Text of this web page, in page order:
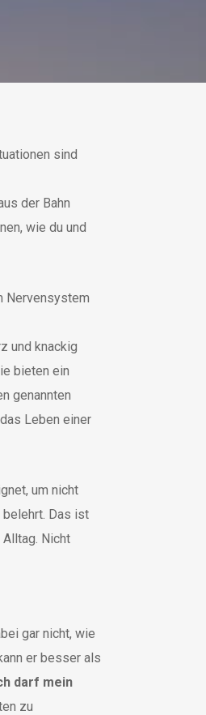
sind
der Bahn
wie du und
Nervensystem
und knackig
bieten ein
genannten
Leben einer
um nicht
Das ist
Nicht
gar nicht, wie
er besser als
darf mein
zu